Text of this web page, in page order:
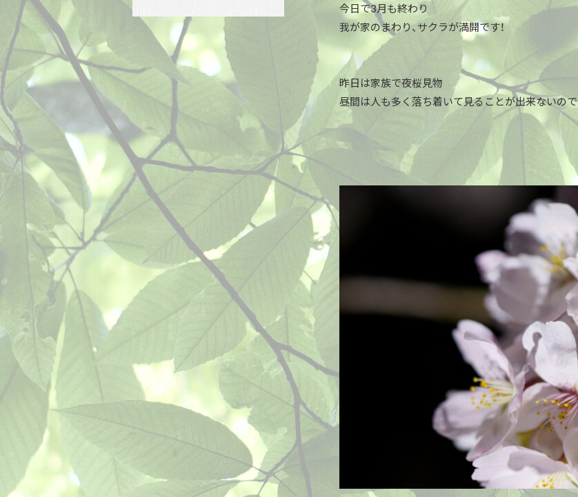
今日で3月も終わり
我が家のまわり、サクラが満開です！
昨日は家族で夜桜見物
昼間は人も多く落ち着いて見ることが出来ないので